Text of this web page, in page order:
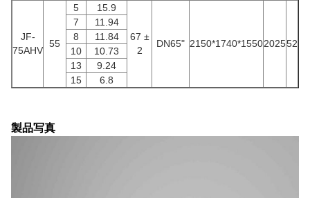
JF-
75AHV
55
5 15.9
67 ±
2
DN65" 2150*1740*1550202552
7
11.94
8
11.84
10
10.73
13
9.24
15
6.8
製品写真